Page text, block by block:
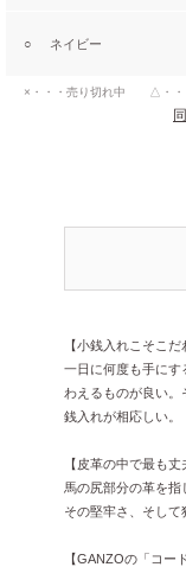
○ ネイビー
×・・・売り切れ中 △・・
【小銭入れこそこだ
一日に何度も手に
わえるものが良い
銭入れが相応しい。
【皮革の中で最も
馬の尻部分の革を指
その堅牢さ、そして
【GANZOの「コー